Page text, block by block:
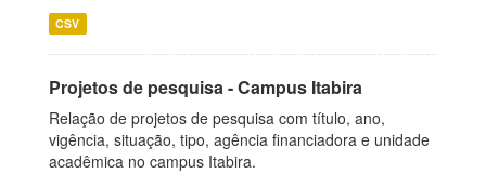
CSV
Projetos de pesquisa - Campus Itabira
Relação de projetos de pesquisa com título, ano,
vigência, situação, tipo, agência financiadora e unidade
acadêmica no campus Itabira.